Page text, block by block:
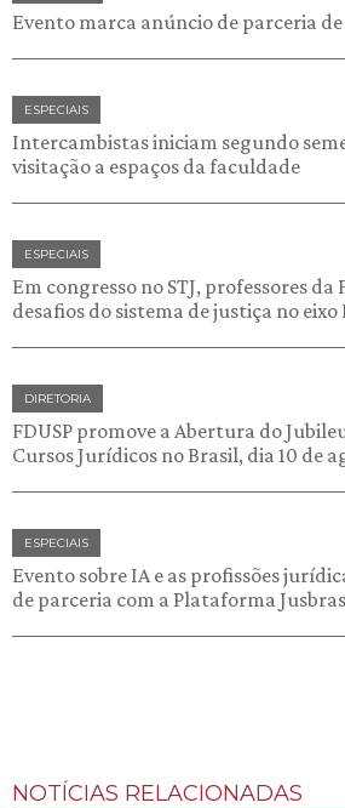
Evento marca anúncio de parceria de
ESPECIAIS
Intercambistas iniciam segundo
visitação a espaços da faculdade
ESPECIAIS
Em congresso no STJ, professores da
desafios do sistema de justiça no
DIRETORIA
FDUSP promove a Abertura do
Cursos Jurídicos no Brasil, dia 10 de
ESPECIAIS
Evento sobre IA e as profissões
de parceria com a Plataforma
NOTÍCIAS RELACIONADAS